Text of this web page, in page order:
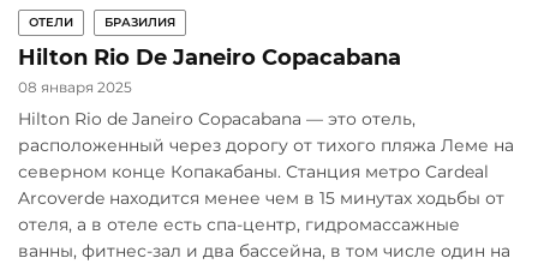
ОТЕЛИ БРАЗИЛИЯ
Hilton Rio De Janeiro Copacabana
08 января 2025
Hilton Rio de Janeiro Copacabana — это отель,
расположенный через дорогу от тихого пляжа Леме на
северном конце Копакабаны. Станция метро Cardeal
Arcoverde находится менее чем в 15 минутах ходьбы от
отеля, а в отеле есть спа-центр, гидромассажные
ванны, фитнес-зал и два бассейна, в том числе один на